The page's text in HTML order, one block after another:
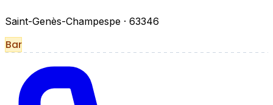
Saint-Genès-Champespe · 63346
Bar